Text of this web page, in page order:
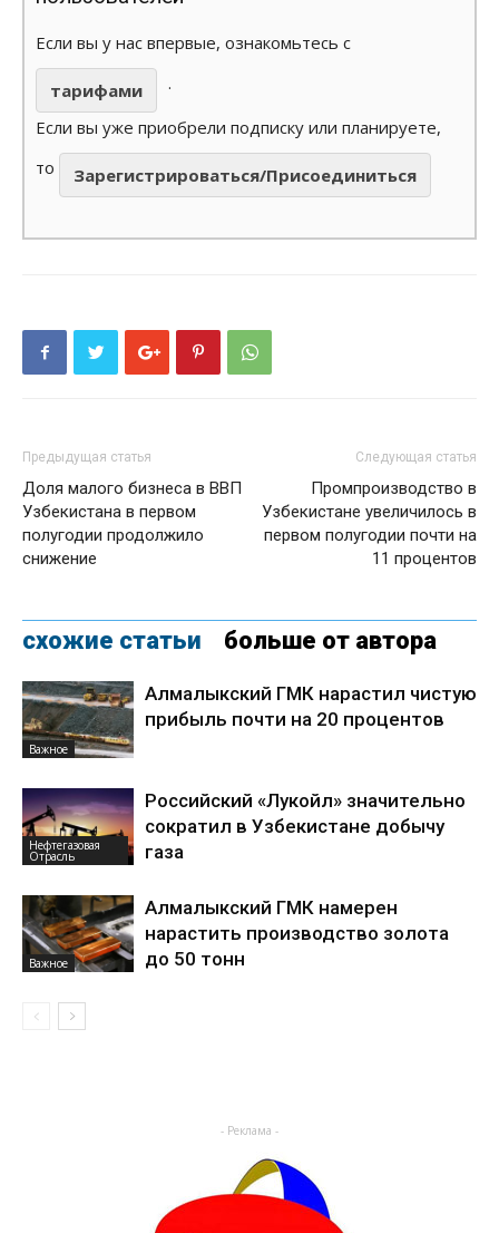
Если вы у нас впервые, ознакомьтесь с
тарифами
.
Если вы уже приобрели подписку или планируете,
то
Зарегистрироваться/Присоединиться
Предыдущая статья
Доля малого бизнеса в ВВП
Узбекистана в первом
полугодии продолжило
снижение
Следующая статья
Промпроизводство в
Узбекистане увеличилось в
первом полугодии почти на
11 процентов
схожие статьи больше от автора
Важное
Алмалыкский ГМК нарастил чистую
прибыль почти на 20 процентов
Нефтегазовая
Отрасль
Российский «Лукойл» значительно
сократил в Узбекистане добычу
газа
Важное
Алмалыкский ГМК намерен
нарастить производство золота
до 50 тонн
- Реклама -